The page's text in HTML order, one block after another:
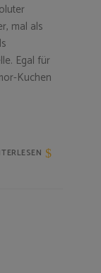
mal als
Egal für
Kuchen